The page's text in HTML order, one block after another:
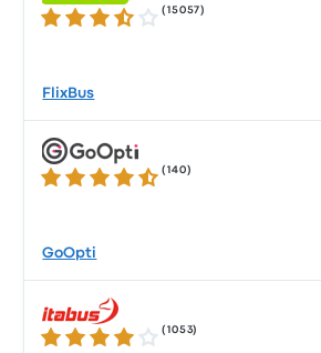
3.5 sur 5 étoiles(15057 )
FlixBus
4.6 sur 5 étoiles(140 )
GoOpti
3.8 sur 5 étoiles(1053)